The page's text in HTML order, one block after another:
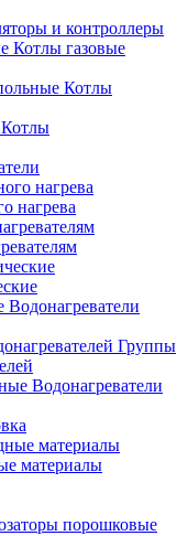
и контроллеры
Котлы газовые
Котлы
Котлы
нагрева
Водонагреватели
Группы
Водонагреватели
материалы
порошковые